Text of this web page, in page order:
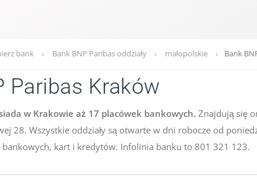
bank Bank BNP Paribas oddziały małopolskie Bank
Paribas Kraków
w Krakowie aż 17 placówek bankowych. Znajdują się
28. Wszystkie oddziały są otwarte w dni robocze od
bankowych, kart i kredytów. Infolinia banku to 801 321 123.